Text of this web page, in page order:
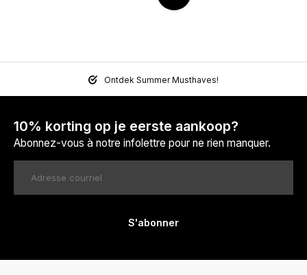
Ontdek Summer Musthaves!
10% korting op je eerste aankoop?
Abonnez-vous à notre infolettre pour ne rien manquer.
S'abonner